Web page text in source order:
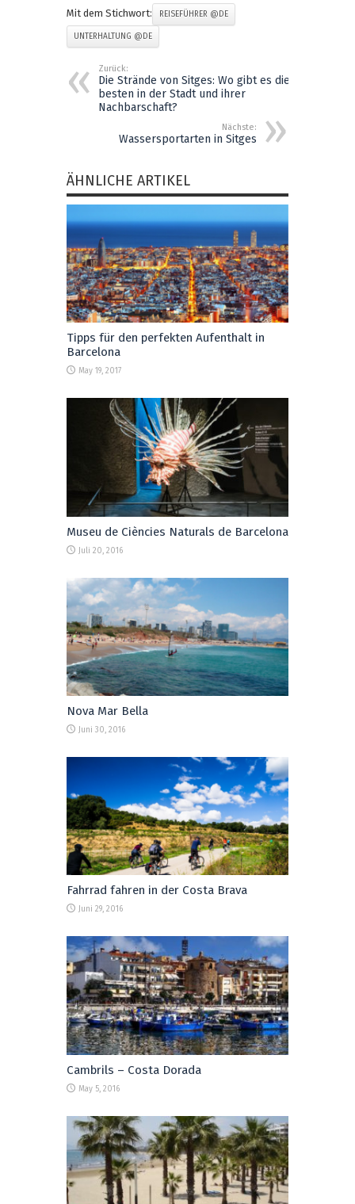
Mit dem Stichwort: REISEFÜHRER @DE
UNTERHALTUNG @DE
Zurück:
Die Strände von Sitges: Wo gibt es die
besten in der Stadt und ihrer
Nachbarschaft?
Nächste:
Wassersportarten in Sitges
ÄHNLICHE ARTIKEL
Tipps für den perfekten Aufenthalt in
Barcelona
May 19, 2017
Museu de Ciències Naturals de Barcelona
Juli 20, 2016
Nova Mar Bella
Juni 30, 2016
Fahrrad fahren in der Costa Brava
Juni 29, 2016
Cambrils – Costa Dorada
May 5, 2016